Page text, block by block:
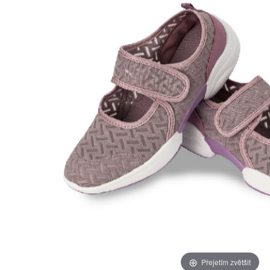
Přejetím zvětšit